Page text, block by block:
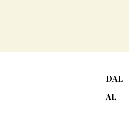
DAL
AL